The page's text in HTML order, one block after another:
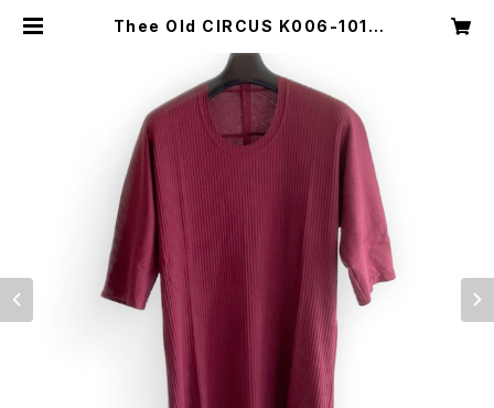
Thee Old CIRCUS K006-1010
VE DUST BLOOD | Clover